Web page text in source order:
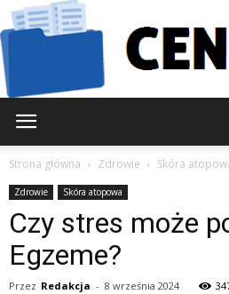
Strona główna Zdrowie Skóra
Zdrowie Skóra atopowa
Czy stres może
Egzeme?
Przez Redakcja - 8 września 2024